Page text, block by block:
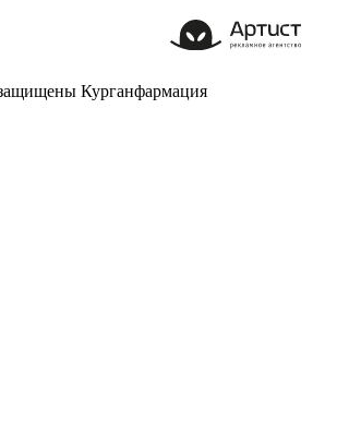
Курганфармация